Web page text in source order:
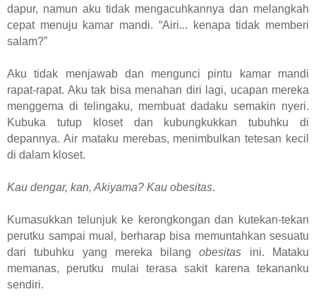
dapur, namun aku tidak mengacuhkannya dan melangkah
cepat menuju kamar mandi. “Airi... kenapa tidak memberi
salam?”
Aku tidak menjawab dan mengunci pintu kamar mandi
rapat-rapat. Aku tak bisa menahan diri lagi, ucapan mereka
menggema di telingaku, membuat dadaku semakin nyeri.
Kubuka tutup kloset dan kubungkukkan tubuhku di
depannya. Air mataku merebas, menimbulkan tetesan kecil
di dalam kloset.
Kau dengar, kan, Akiyama? Kau obesitas.
Kumasukkan telunjuk ke kerongkongan dan kutekan-tekan
perutku sampai mual, berharap bisa memuntahkan sesuatu
dari tubuhku yang mereka
bilangobesitas ini. Mataku
memanas, perutku mulai terasa sakit karena tekananku
sendiri.